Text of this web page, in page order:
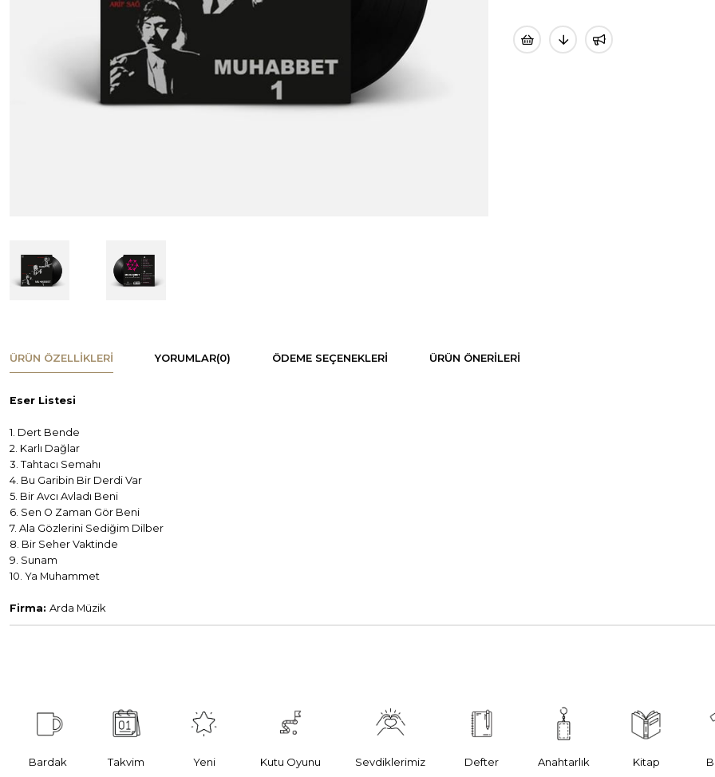
ÜRÜN ÖZELLIKLERI YORUMLAR(0) ÖDEME SEÇENEKLERI ÜRÜN ÖNERILERI
Eser Listesi
1. Dert Bende
2. Karlı Dağlar
3. Tahtacı Semahı
4. Bu Garibin Bir Derdi Var
5. Bir Avcı Avladı Beni
6. Sen O Zaman Gör Beni
7. Ala Gözlerini Sediğim Dilber
8. Bir Seher Vaktinde
9. Sunam
10. Ya Muhammet
Firma: Arda Müzik
Bardak Takvim Yeni Kutu Oyunu Sevdiklerimiz Defter Anahtarlık Kitap